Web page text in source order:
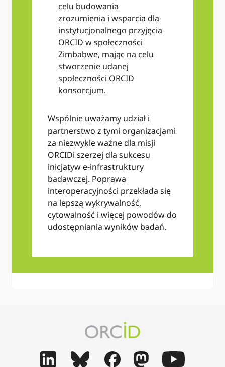
celu budowania
zrozumienia i wsparcia dla
instytucjonalnego przyjęcia
ORCID w społeczności
Zimbabwe, mając na celu
stworzenie udanej
społeczności ORCID
konsorcjum.
Wspólnie uważamy udział i
partnerstwo z tymi organizacjami
za niezwykle ważne dla misji
ORCIDi szerzej dla sukcesu
inicjatyw e-infrastruktury
badawczej. Poprawa
interoperacyjności przekłada się
na lepszą wykrywalność,
cytowalność i więcej powodów do
udostępniania wyników badań.